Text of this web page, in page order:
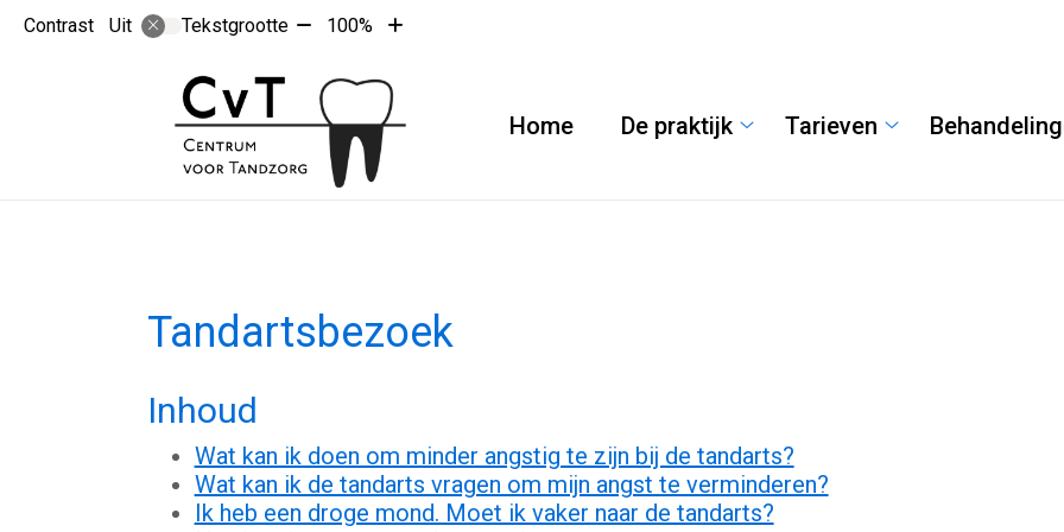
Contrast Uit Tekstgrootte Tekst
10%
100%
Tekst
10%
Home De praktijk Tarieven
Tandartsbezoek
Inhoud
Wat kan ik doen om minder angstig te zijn bij de tandarts?
Wat kan ik de tandarts vragen om mijn angst te verminderen?
Ik heb een droge mond. Moet ik vaker naar de tandarts?